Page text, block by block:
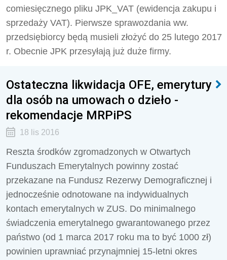
comiesięcznego pliku JPK_VAT (ewidencja zakupu i
sprzedaży VAT). Pierwsze sprawozdania ww.
przedsiębiorcy będą musieli złożyć do 25 lutego 2017
r. Obecnie JPK przesyłają już duże firmy.
Ostateczna likwidacja OFE, emerytury
dla osób na umowach o dzieło -
rekomendacje MRPiPS
18 lis 2016
Reszta środków zgromadzonych w Otwartych
Funduszach Emerytalnych powinny zostać
przekazane na Fundusz Rezerwy Demograficznej i
jednocześnie odnotowane na indywidualnych
kontach emerytalnych w ZUS. Do minimalnego
świadczenia emerytalnego gwarantowanego przez
państwo (od 1 marca 2017 roku ma to być 1000 zł)
powinien uprawniać przynajmniej 15-letni okres